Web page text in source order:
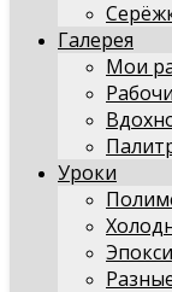
Галерея
Мои
Уроки